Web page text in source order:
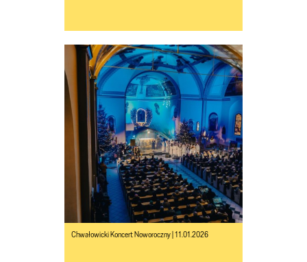
Chwałowicki Koncert Noworoczny | 11.01.2026